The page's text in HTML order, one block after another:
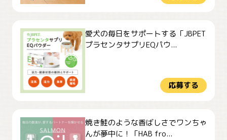
愛犬の毎日をサポートする「JBPET
プラセンタサプリEQパウ...
応募する
焼き鮭のような香ばしさでワンちゃ
んが夢中に！「HAB fro...